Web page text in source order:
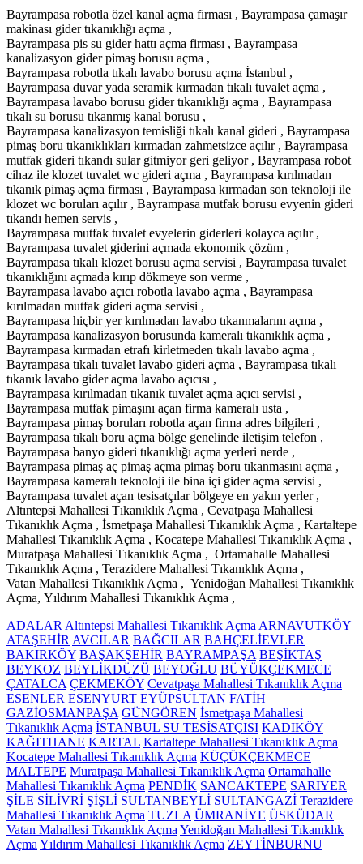
Bayrampasa robotla özel kanal açma firması , Bayrampasa çamaşır
makinası gider tıkanıklığı açma ,
Bayrampasa pis su gider hattı açma firması , Bayrampasa
kanalizasyon gider pimaş borusu açma ,
Bayrampasa robotla tıkalı lavabo borusu açma İstanbul ,
Bayrampasa duvar yada seramik kırmadan tıkalı tuvalet açma ,
Bayrampasa lavabo borusu gider tıkanıklığı açma , Bayrampasa
tıkalı su borusu tıkanmış kanal borusu ,
Bayrampasa kanalizasyon temisliği tıkalı kanal gideri , Bayrampasa
pimaş boru tıkanıklıkları kırmadan zahmetsizce açılır , Bayrampasa
mutfak gideri tıkandı sular gitmiyor geri geliyor , Bayrampasa robot
cihaz ile klozet tuvalet wc gideri açma , Bayrampasa kırılmadan
tıkanık pimaş açma firması , Bayrampasa kırmadan son teknoloji ile
klozet wc boruları açılır , Bayrampasa mutfak borusu evyenin gideri
tıkandı hemen servis ,
Bayrampasa mutfak tuvalet evyelerin giderleri kolayca açılır ,
Bayrampasa tuvalet giderini açmada ekonomik çözüm ,
Bayrampasa tıkalı klozet borusu açma servisi , Bayrampasa tuvalet
tıkanıklığını açmada kırıp dökmeye son verme ,
Bayrampasa lavabo açıcı robotla lavabo açma , Bayrampasa
kırılmadan mutfak gideri açma servisi ,
Bayrampasa hiçbir yer kırılmadan lavabo tıkanmalarını açma ,
Bayrampasa kanalizasyon borusunda kameralı tıkanıklık açma ,
Bayrampasa kırmadan etrafı kirletmeden tıkalı lavabo açma ,
Bayrampasa tıkalı tuvalet lavabo gideri açma , Bayrampasa tıkalı
tıkanık lavabo gider açma lavabo açıcısı ,
Bayrampasa kırılmadan tıkanık tuvalet açma açıcı servisi ,
Bayrampasa mutfak pimaşını açan firma kameralı usta ,
Bayrampasa pimaş boruları robotla açan firma adres bilgileri ,
Bayrampasa tıkalı boru açma bölge genelinde iletişim telefon ,
Bayrampasa banyo gideri tıkanıklığı açma yerleri nerde ,
Bayrampasa pimaş aç pimaş açma pimaş boru tıkanmasını açma ,
Bayrampasa kameralı teknoloji ile bina içi gider açma servisi ,
Bayrampasa tuvalet açan tesisatçılar bölgeye en yakın yerler ,
Altıntepsi Mahallesi Tıkanıklık Açma , Cevatpaşa Mahallesi
Tıkanıklık Açma , İsmetpaşa Mahallesi Tıkanıklık Açma , Kartaltepe
Mahallesi Tıkanıklık Açma , Kocatepe Mahallesi Tıkanıklık Açma ,
Muratpaşa Mahallesi Tıkanıklık Açma , Ortamahalle Mahallesi
Tıkanıklık Açma , Terazidere Mahallesi Tıkanıklık Açma ,
Vatan Mahallesi Tıkanıklık Açma , Yenidoğan Mahallesi Tıkanıklık
Açma, Yıldırım Mahallesi Tıkanıklık Açma ,
ADALAR Altıntepsi Mahallesi Tıkanıklık Açma ARNAVUTKÖY
ATAŞEHİR AVCILAR BAĞCILAR BAHÇELİEVLER
BAKIRKÖY BAŞAKŞEHİR BAYRAMPAŞA BEŞİKTAŞ
BEYKOZ BEYLİKDÜZÜ BEYOĞLU BÜYÜKÇEKMECE
ÇATALCA ÇEKMEKÖY Cevatpaşa Mahallesi Tıkanıklık Açma
ESENLER ESENYURT EYÜPSULTAN FATİH
GAZİOSMANPAŞA GÜNGÖREN İsmetpaşa Mahallesi
Tıkanıklık Açma İSTANBUL SU TESİSATÇISI KADIKÖY
KAĞITHANE KARTAL Kartaltepe Mahallesi Tıkanıklık Açma
Kocatepe Mahallesi Tıkanıklık Açma KÜÇÜKÇEKMECE
MALTEPE Muratpaşa Mahallesi Tıkanıklık Açma Ortamahalle
Mahallesi Tıkanıklık Açma PENDİK SANCAKTEPE SARIYER
ŞİLE SİLİVRİ ŞİŞLİ SULTANBEYLİ SULTANGAZİ Terazidere
Mahallesi Tıkanıklık Açma TUZLA ÜMRANİYE ÜSKÜDAR
Vatan Mahallesi Tıkanıklık Açma Yenidoğan Mahallesi Tıkanıklık
Açma Yıldırım Mahallesi Tıkanıklık Açma ZEYTİNBURNU